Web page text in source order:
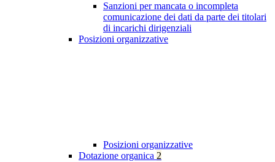
Sanzioni per mancata o incompleta
comunicazione dei dati da parte dei titolari
di incarichi dirigenziali
Posizioni organizzative
Posizioni organizzative
Dotazione organica 2